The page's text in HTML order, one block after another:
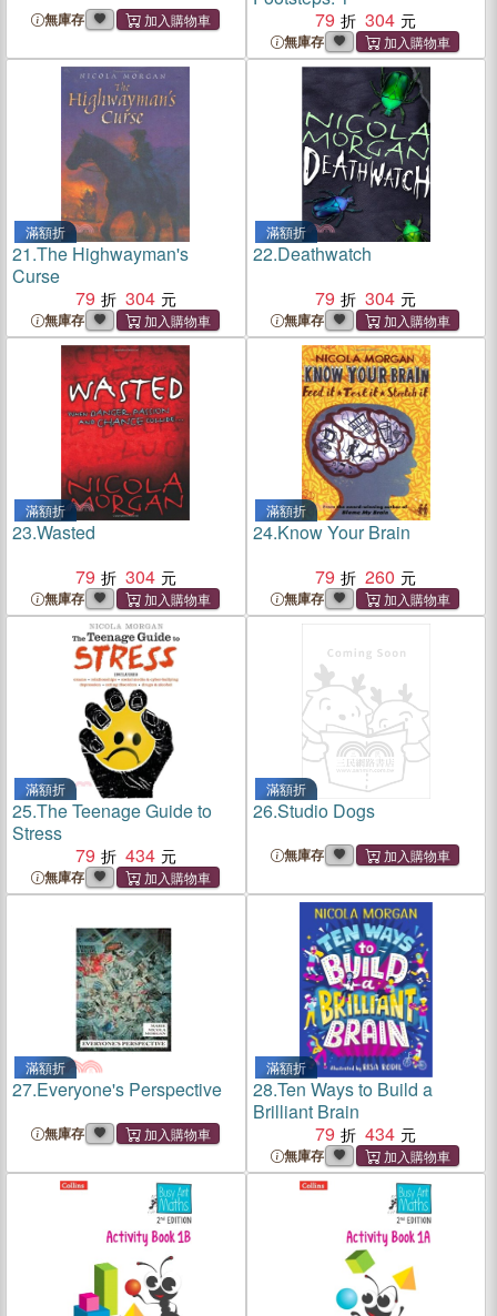
無庫存
79
304
無庫存
滿額折
21.The Highwayman's
Curse
79
304
無庫存
滿額折
22.Deathwatch
79
304
無庫存
滿額折
23.Wasted
79
304
無庫存
滿額折
24.Know Your Brain
79
260
無庫存
滿額折
25.The Teenage Guide to
Stress
79
434
無庫存
滿額折
26.Studio Dogs
無庫存
滿額折
27.Everyone's Perspective
無庫存
滿額折
28.Ten Ways to Build a
Brilliant Brain
79
434
無庫存